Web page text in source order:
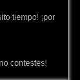
tiempo! ¡por
contestes!